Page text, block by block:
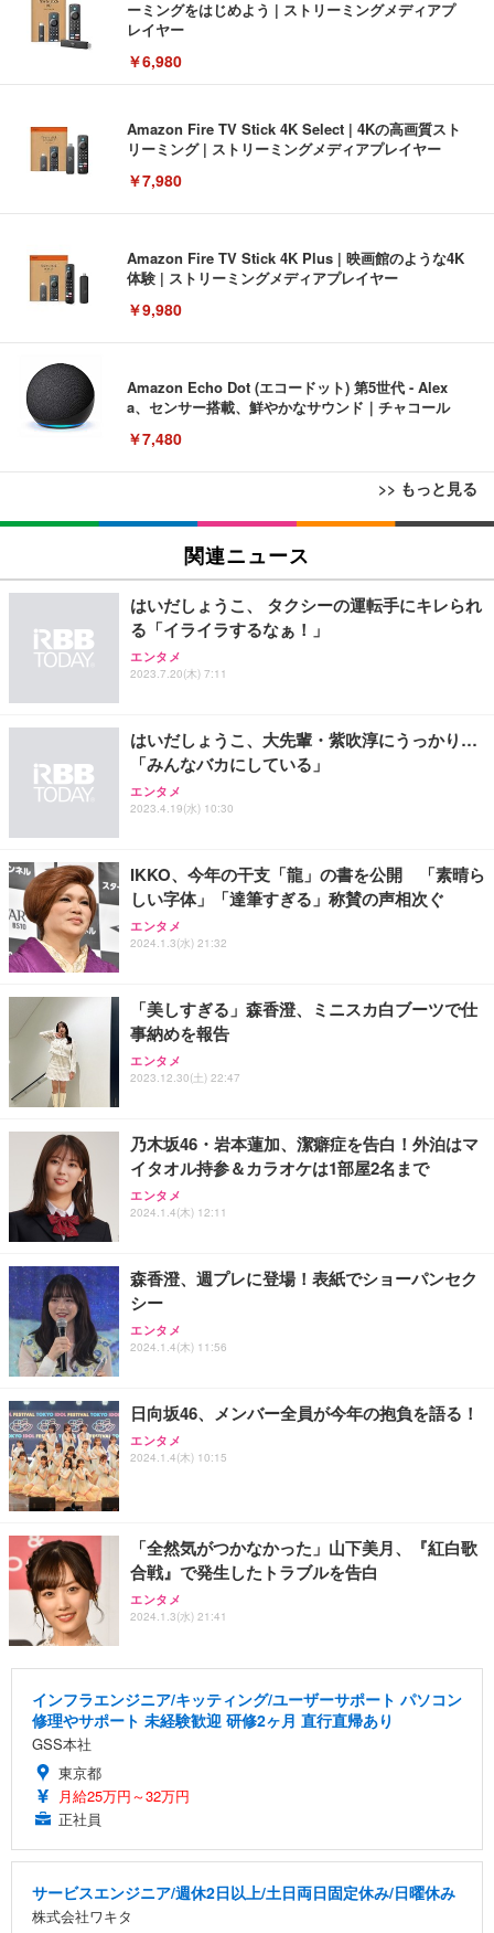
ーミングをはじめよう | ストリーミングメディアプ
レイヤー
￥6,980
Amazon Fire TV Stick 4K Select | 4Kの高画質スト
リーミング | ストリーミングメディアプレイヤー
￥7,980
Amazon Fire TV Stick 4K Plus | 映画館のような4K
体験 | ストリーミングメディアプレイヤー
￥9,980
Amazon Echo Dot (エコードット) 第5世代 - Alex
a、センサー搭載、鮮やかなサウンド｜チャコール
￥7,480
>> もっと見る
[EdoErgo] オフィスチェア 椅子 テレワーク 疲れな
い 跳ね上げ式アームレスト コンパクト 約105度ロッ
キング pc 事務椅子 360度回転 座面昇降 強化ナイロ
ン樹脂ベース 通気性メッシュ 在宅ワーク H-WY01
(黒網+黒枠+黒足)
￥5,699
SIHOO B100 オフィスチェア／デスクチェア メッシ
Sezlife オフィスチェア デスクチェア 疲れない テレ
ワーク チェア 強化バックレスト 30度ロッキング機
ョン PCチェア 通気性メッシュ ゲーミング/勉強/事
務用 おしゃれ パソコンチェア (ブラック)
Sezlife オフィスチェア デスクチェア 疲れない テレ
ワーク チェア 強化バックレスト 30度ロッキング機
ョン PCチェア 通気性メッシュ ゲーミング/勉強/事
務用 おしゃれ パソコンチェア (ホワイト)
ANDWINT オフィスチェア デスクチェア 肘なし メ
ッシュ 通気性 ランバーサポート付き 腰サポート ガ
ス圧無段階昇降 360度回転 キャスター付き コンパク
EIZO ビジネス向けプレミアムモニター | FlexScan
EV3240X-WT | 31.5型4K UHD・USB Type-C・ホワ
￥105,595
EIZO ビジネス向けプレミアムモニター | FlexScan
EV2740X-WT | 27.0型4K UHD・USB Type-C・ホワ
￥109,572
【純正品】27"ゲーミングモニター DualSense 充電
フック付き（CFI-ZDM1J）
【整備済み品】Dell E2724HS 27インチ 液晶モニタ
ー フルHD（1920×1080）VA 非光沢 HDMI/DisplayP
【MiniLED/24.5inch/280Hz/FHD】GRAPHT THE S
HOOTER Gaming Monitor 24” Essential ゲーミン
グモニター QD 24.5インチ 1ms FHD 量子ドット 残
Amazonベーシック ペットシーツ 薄型 レギュラー 1
回使い捨て 無香料 ホワイト 300枚
￥3,373
Amazonベーシック ペットシーツ 厚型 ワイド 42枚
ネオ・ルーライフ ネオ・オムツ L 中型犬用 26枚入
Smart Basic(スマートベーシック) 【Amazon.co.jp
限定】 Smart Basic アイリスオーヤマ ペットシーツ
アイリスオーヤマ ペットシーツ 超厚型 お徳用 レギ
ュラー 200枚入【Amazon.co.jp限定】
関連ニュース
はいだしょうこ、 タクシーの運転手にキレられ
る「イライラするなぁ！」
エンタメ
2023.7.20(木) 7:11
はいだしょうこ、大先輩・紫吹淳にうっかり…
「みんなバカにしている」
エンタメ
2023.4.19(水) 10:30
IKKO、今年の干支「龍」の書を公開 「素晴ら
しい字体」「達筆すぎる」称賛の声相次ぐ
エンタメ
2024.1.3(水) 21:32
「美しすぎる」森香澄、ミニスカ白ブーツで仕
事納めを報告
エンタメ
2023.12.30(土) 22:47
乃木坂46・岩本蓮加、潔癖症を告白！外泊はマ
イタオル持参＆カラオケは1部屋2名まで
エンタメ
2024.1.4(木) 12:11
森香澄、週プレに登場！表紙でショーパンセク
シー
エンタメ
2024.1.4(木) 11:56
日向坂46、メンバー全員が今年の抱負を語る！
エンタメ
2024.1.4(木) 10:15
「全然気がつかなかった」山下美月、『紅白歌
合戦』で発生したトラブルを告白
エンタメ
2024.1.3(水) 21:41
インフラエンジニア/キッティング/ユーザーサポート パソコン
修理やサポート 未経験歓迎 研修2ヶ月 直行直帰あり
GSS本社
東京都
月給25万円～32万円
正社員
サービスエンジニア/週休2日以上/土日両日固定休み/日曜休み
株式会社ワキタ